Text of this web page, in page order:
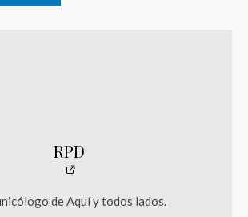
RPD
de Aquí y todos lados.